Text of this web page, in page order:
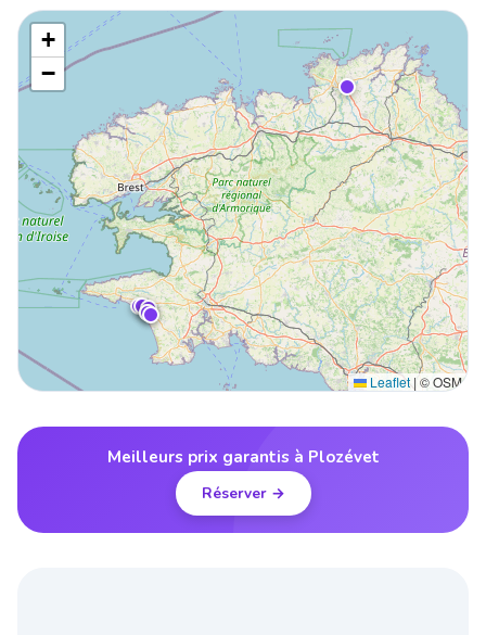
+
−
Leaflet | © OSM
Meilleurs prix garantis à Plozévet
Réserver →